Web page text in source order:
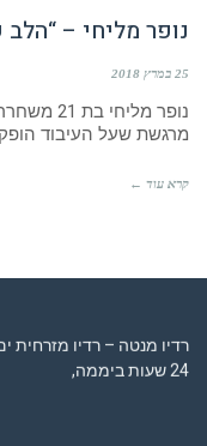
נופר מליחי –
25 במרץ 2018
נופר
מרגשת שעל העיבוד
קרא עוד ←
רדיו מנטה – רדיו מזרחית
24 שעות ביממה,